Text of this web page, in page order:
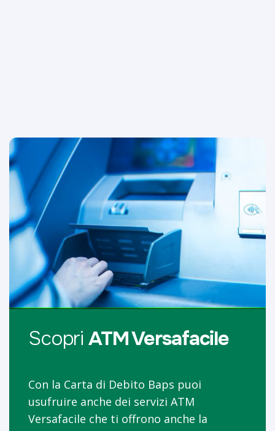
Scopri ATM Versafacile
Con la Carta di Debito Baps puoi
usufruire anche dei servizi ATM
Versafacile che ti offrono anche la